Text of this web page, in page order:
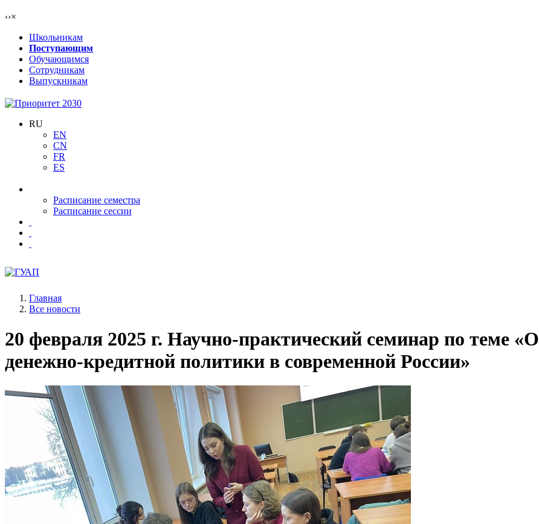
‹›×
Школьникам
Поступающим
Обучающимся
Сотрудникам
Выпускникам
RU
EN
CN
FR
ES
Расписание семестра
Расписание сессии
Главная
Все новости
20 февраля 2025 г. Научно-практический семинар по теме
денежно-кредитной политики в современной России»